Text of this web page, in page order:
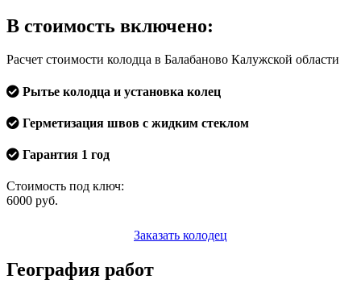
В стоимость включено:
Расчет стоимости колодца в Балабаново Калужской области
Рытье колодца и установка колец
Герметизация швов с жидким стеклом
Гарантия 1 год
Стоимость под ключ:
6000 руб.
Заказать колодец
География работ